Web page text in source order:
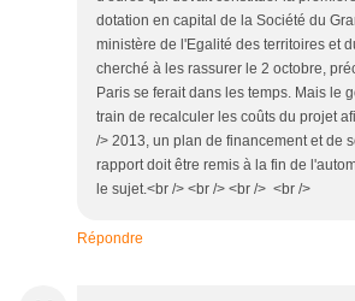
dotation en capital de la Société du
ministère de l'Egalité des territoires et
cherché à les rassurer le 2 octobre,
Paris se ferait dans les temps. Mais le
train de recalculer les coûts du projet
/> 2013, un plan de financement et de
rapport doit être remis à la fin de
le sujet.<br /> <br /> <br /> <br />
Répondre